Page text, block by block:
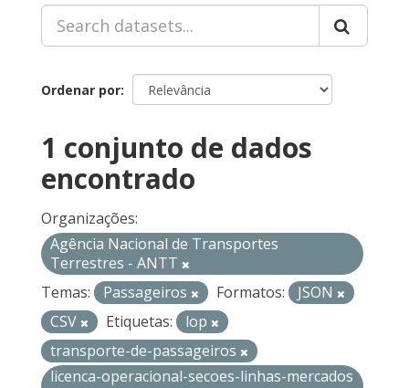
Ordenar por
1 conjunto de dados
encontrado
Organizações:
Agência Nacional de Transportes
Terrestres - ANTT
Temas:
Passageiros Formatos:
JSON
CSV
Etiquetas:
lop
transporte-de-passageiros
licenca-operacional-secoes-linhas-mercados